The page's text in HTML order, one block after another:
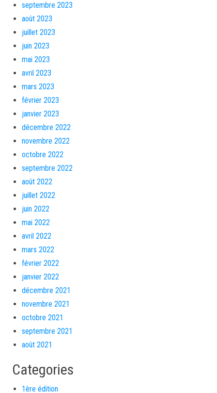
septembre 2023
août 2023
juillet 2023
juin 2023
mai 2023
avril 2023
mars 2023
février 2023
janvier 2023
décembre 2022
novembre 2022
octobre 2022
septembre 2022
août 2022
juillet 2022
juin 2022
mai 2022
avril 2022
mars 2022
février 2022
janvier 2022
décembre 2021
novembre 2021
octobre 2021
septembre 2021
août 2021
Categories
1ère édition